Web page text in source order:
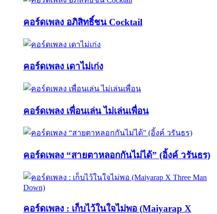
คอร์ดเพลง อภิสิทธิ์ชน Cocktail
คอร์ดเพลง เดาไม่เก่ง
คอร์ดเพลง เพื่อนเล่น ไม่เล่นเพื่อน
คอร์ดเพลง “สายตาหลอกกันไม่ได้” (อิ้งค์ วรันธร)
คอร์ดเพลง : เก็บไว้ในใจไม่พอ (Maiyarap X